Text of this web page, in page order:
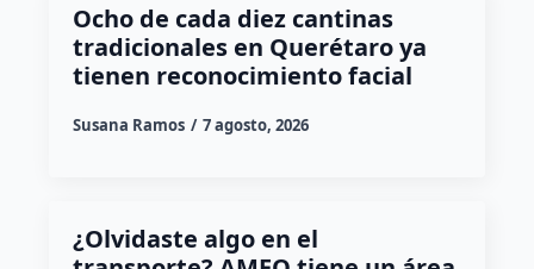
Ocho de cada diez cantinas
tradicionales en Querétaro ya
tienen reconocimiento facial
Susana Ramos 7 agosto, 2026
¿Olvidaste algo en el